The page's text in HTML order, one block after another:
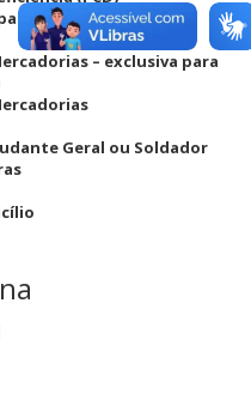
– exclusiva para
Geral ou Soldador